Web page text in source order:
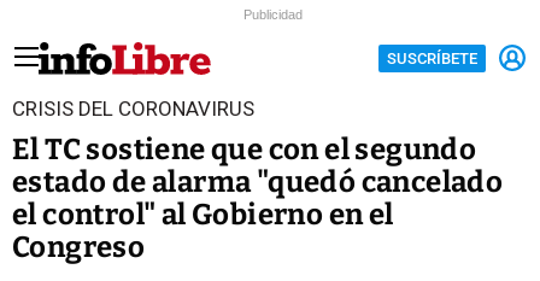
Publicidad
SUSCRÍBETE
CRISIS DEL CORONAVIRUS
El TC sostiene que con el segundo
estado de alarma "quedó cancelado
el control" al Gobierno en el
Congreso